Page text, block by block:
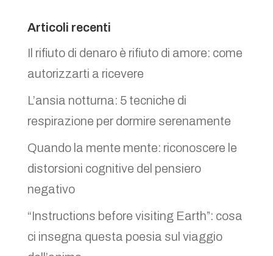
Articoli recenti
Il rifiuto di denaro è rifiuto di amore: come
autorizzarti a ricevere
L’ansia notturna: 5 tecniche di
respirazione per dormire serenamente
Quando la mente mente: riconoscere le
distorsioni cognitive del pensiero
negativo
“Instructions before visiting Earth”: cosa
ci insegna questa poesia sul viaggio